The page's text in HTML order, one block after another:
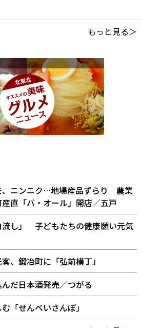
もっと見る＞
、ニンニク…地場産品ずらり 農業
直「バ・オール」開店／五戸
流し」 子どもたちの健康願い元気
、鍛冶町に「弘前横丁」
だ日本酒発売／つがる
「せんべいさんぽ」